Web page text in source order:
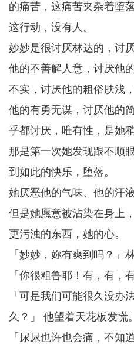
的痛苦，这痛苦夹杂着堕
这行动，没有人。
妙妙是很讨厌林达的，讨
他的不善解人意，讨厌他
不实，讨厌他的粗俗肤浅
他的有勇无谋，讨厌他的
乎都讨厌，唯有性，是她
那是第一次她发现跟不顺
到如此的快乐，堕落。
她厌恶他的气味、他的汗
但是她愿意被沾染在身上
更污浊的东西，她的心。
「妙妙，妳有爽到吗？」
「你很粗鲁耶！有，有，
「可是我们可能很久没办
久？」 他望着天花板发慌。
「尿尿也许也会痛，不知